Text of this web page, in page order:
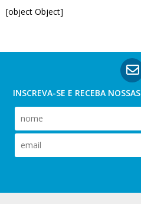
[object Object]
INSCREVA-SE E RECEBA NOSSAS